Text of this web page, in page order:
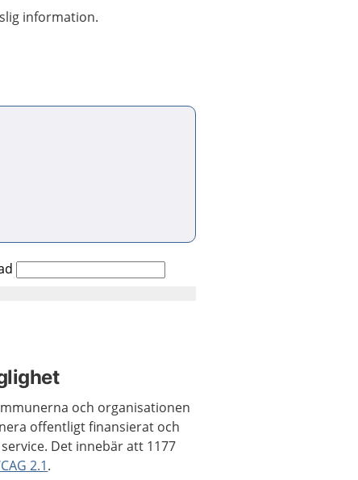
information.
och organisationen
offentligt finansierat och
Det innebär att 1177
2.1.